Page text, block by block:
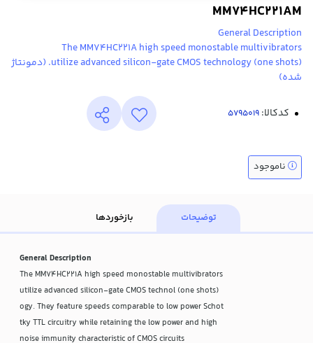
MM74HC221AM
General Description
The MM74HC221A high speed monostable multivibrators
(one shots) utilize advanced silicon-gate CMOS technology. (دمونتاژ
شده)
کدکالا:
ناموجود
توضیحات بازخوردها
General Description
The MM74HC221A high speed monostable multivibrators
(one shots) utilize advanced silicon-gate CMOS technol
ogy. They feature speeds comparable to low power Schot
tky TTL circuitry while retaining the low power and high
noise immunity characteristic of CMOS circuits